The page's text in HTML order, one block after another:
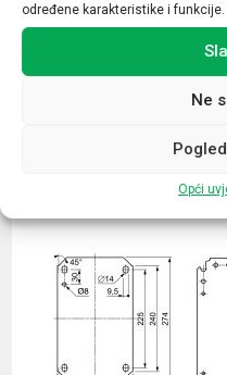
određene karakteristike i funkcije.
Ne
Opći
Povezani